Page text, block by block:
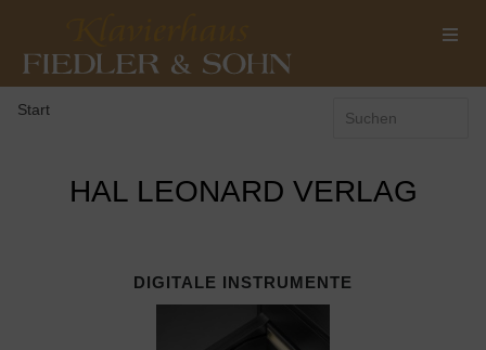
Start
HAL LEONARD VERLAG
DIGITALE INSTRUMENTE